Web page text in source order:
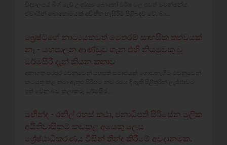
විද්‍යාලයේ බිග් මැච් උණුසුම බොහෝ වර්ෂ වල පුවත් මවන්නේය.
ඒවායින් බොහොමයක් අවිනීත හැසිරීම් පිළිබඳව වේ. බා...
බ්‍රෙෂ්ට්ගේ නාට්‍යයකවත් මෙතරම් සාහසික තත්වයක්
නෑ - යහපාලන ආණ්ඩුව ගැන එහි නියමුවකු වූ
ධර්මසිරි දැන් කියන කතාව
අනාගත පරපුර වෙනුවෙන් යහපත් සමාජයක් ගොඩනැගීම වෙනුවෙන්
කටයුතු කළ තමා ඇතුළු පිරිසට නව රජය දී ඇති පිළිතුරින් ලැජ්ජාවට
පත් වෙන බව කලාකරු ධර්මසිර...
මහින්ද - රනිල් රහස් කථා, ජනාධිපති සිරිසේන මුලික
අයිතිවාසිකම් කඩකළ අයෙකු ලෙස
ශ්‍රේෂ්ඨාධිකරණය විසින් තීන්දු කිරීමේ අවදානමක.